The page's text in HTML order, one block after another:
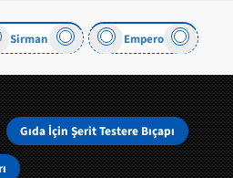
Sirman Empero
Gıda İçin Şerit Testere Bıçapı